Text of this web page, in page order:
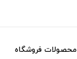
محصولات فروشگاه